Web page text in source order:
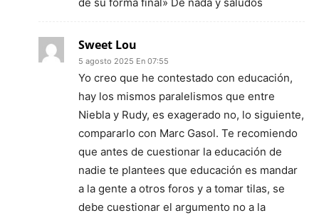
Sweet Lou
5 agosto 2025 En 07:55
Yo creo que he contestado con educación,
hay los mismos paralelismos que entre
Niebla y Rudy, es exagerado no, lo siguiente,
compararlo con Marc Gasol. Te recomiendo
que antes de cuestionar la educación de
nadie te plantees que educación es mandar
a la gente a otros foros y a tomar tilas, se
debe cuestionar el argumento no a la